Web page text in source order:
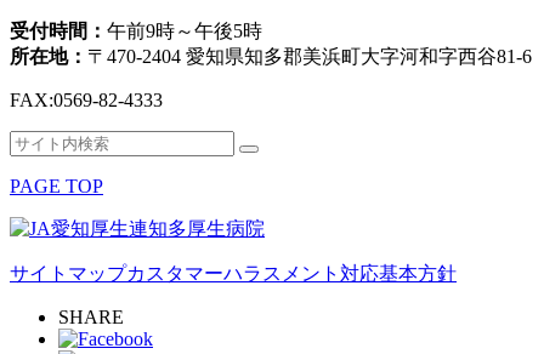
受付時間： 午前9時～午後5時
所在地： 〒470-2404 愛知県知多郡美浜町大字河和字西谷81-6
FAX:0569-82-4333
検
対
象:
検
PAGE TOP
サイトマップカスタマーハラスメント対応基本方針
SHARE